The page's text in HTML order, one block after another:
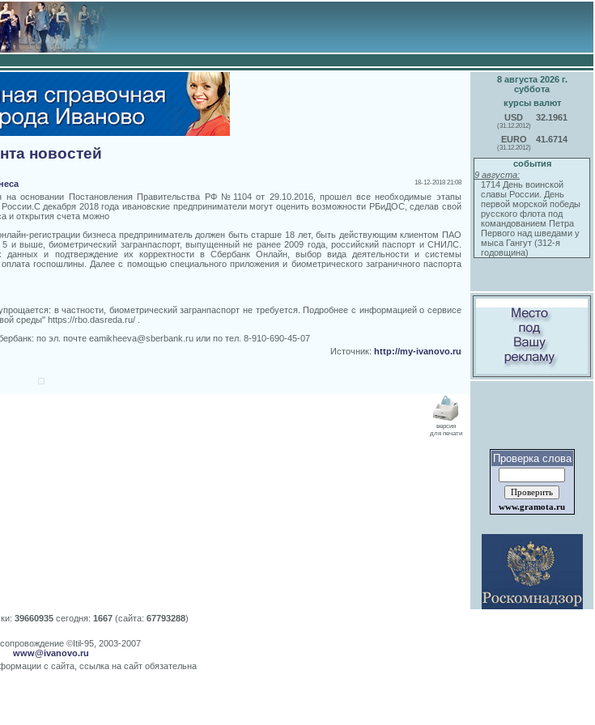
новостей
18-12-2018 21:08
основании Постановления Правительства РФ №1104 от 29.10.2016, прошел все необходимые этапы
декабря 2018 года ивановские предприниматели могут оценить возможности РБиДОС, сделав свой
и открытия счета можно
регистрации бизнеса предприниматель должен быть старше 18 лет, быть действующим клиентом ПАО
выше, биометрический загранпаспорт, выпущенный не ранее 2009 года, российский паспорт и СНИЛС.
данных и подтверждение их корректности в Сбербанк Онлайн, выбор вида деятельности и системы
госпошлины. Далее с помощью специального приложения и биометрического заграничного паспорта
в частности, биометрический загранпаспорт не требуется. Подробнее с информацией о сервисе
среды" https://rbo.dasreda.ru/ .
по эл. почте eamikheeva@sberbank.ru или по тел. 8-910-690-45-07
Источник: http://my-ivanovo.ru
версия
для печати
8 августа 2026 г.
суббота
курсы валют
USD
(31.12.2012)
32.1961
EURO
(31.12.2012)
41.6714
события
9 августа:
1714 День воинской
славы России. День
первой морской победы
русского флота под
командованием Петра
Первого над шведами у
мыса Гангут (312-я
годовщина)
Проверка слова
www.gramota.ru
39660935 сегодня: 1667 (сайта: 67793288)
©Itil-95, 2003-2007
www@ivanovo.ru
с сайта, ссылка на сайт обязательна